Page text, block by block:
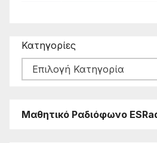
Κατηγορίες
Μαθητικό Ραδιόφωνο